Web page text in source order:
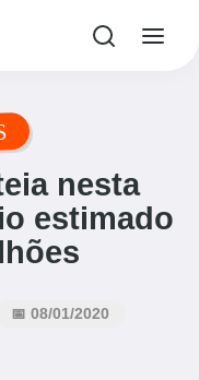
nesta
estimado
📅 08/01/2020